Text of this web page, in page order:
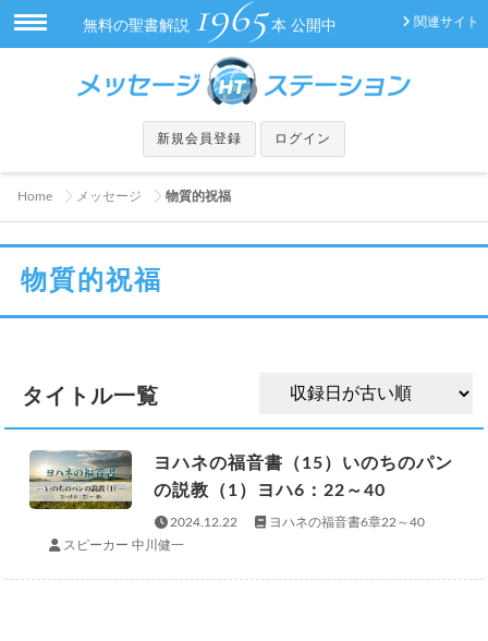
関連サイト
無料の聖書解説 1965 本 公開中
新規会員登録 ログイン
Home メッセージ 物質的祝福
物質的祝福
タイトル一覧
ヨハネの福音書（15）いのちのパン
の説教（1）ヨハ6：22～40
2024.12.22
ヨハネの福音書6章22～40
スピーカー 中川健一